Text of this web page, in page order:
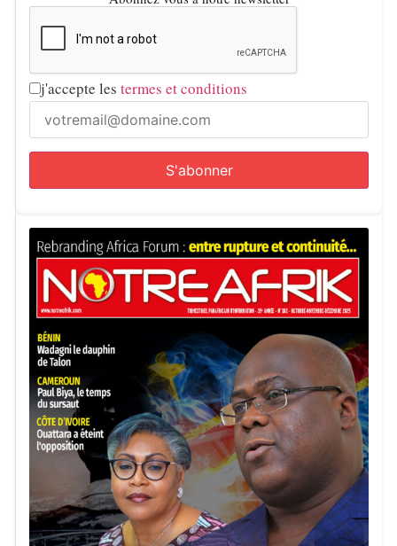
j'accepte les termes et conditions